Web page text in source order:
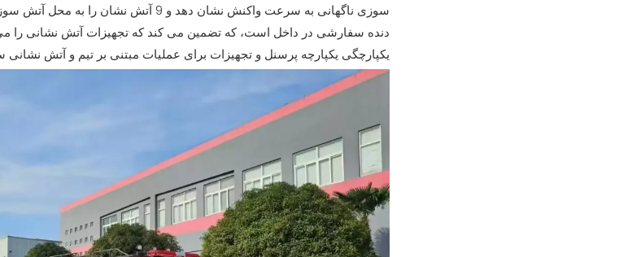
سوزی ناگهانی به سرعت واکنش نشان دهد و 9
دنده سفارشی در داخل است، که تضمین می کند که تجهیزات آتش نشانی را می
یکپارچگی یکپارچه پرسنل و تجهیزات برای عملیات مبتنی بر تیم و آتش